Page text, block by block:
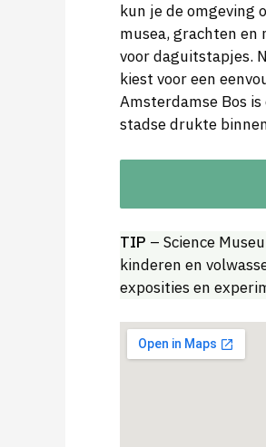
kun je de omgeving
musea, grachten en
voor daguitstapjes.
kiest voor een
Amsterdamse Bos
stadse drukte
TIP – Science
kinderen en
exposities en